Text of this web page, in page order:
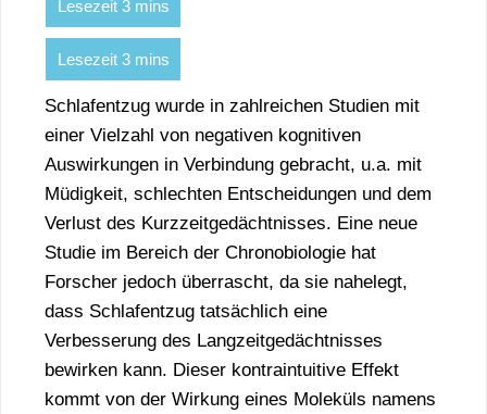
Schlafentzug wurde in zahlreichen Studien mit
einer Vielzahl von negativen kognitiven
Auswirkungen in Verbindung gebracht, u.a. mit
Müdigkeit, schlechten Entscheidungen und dem
Verlust des Kurzzeitgedächtnisses. Eine neue
Studie im Bereich der Chronobiologie hat
Forscher jedoch überrascht, da sie nahelegt,
dass Schlafentzug tatsächlich eine
Verbesserung des Langzeitgedächtnisses
bewirken kann. Dieser kontraintuitive Effekt
kommt von der Wirkung eines Moleküls namens